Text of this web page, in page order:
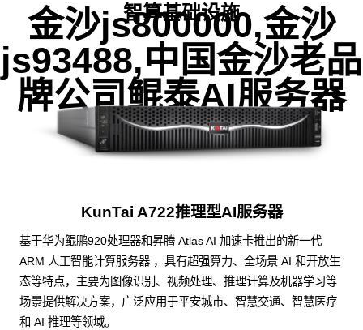
智算基础设施
金沙js800000,金沙
js93488,中国金沙老品
牌公司鲲泰AI服务器
KunTai A722推理型AI服务器
基于华为鲲鹏920处理器和昇腾 Atlas AI 加速卡推出的新一代
ARM 人工智能计算服务器 ，具有超强算力、全场景 AI 和开放生
态等特点，主要为图像识别、视频处理、推理计算及机器学习等
场景提供解决方案，广泛应用于平安城市、智慧交通、智慧医疗
和 AI 推理等领域。